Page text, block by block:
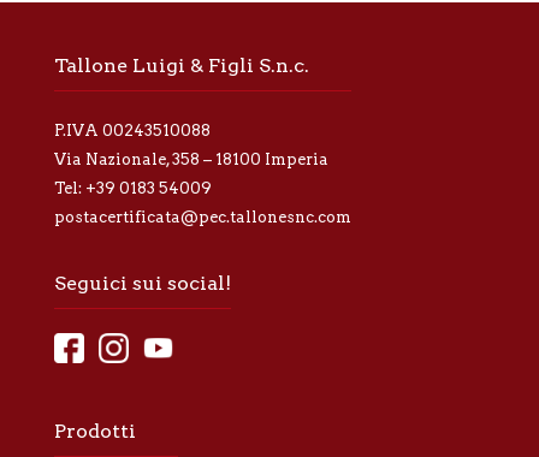
a
i
v
c
y
Tallone Luigi & Figli S.n.c.
P.IVA 00243510088
Via Nazionale, 358 – 18100 Imperia
Tel: +39 0183 54009
postacertificata@pec.tallonesnc.com
Seguici sui social!
Prodotti